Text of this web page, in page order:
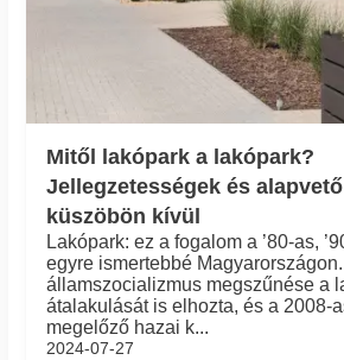
Mitől lakópark a lakópark?
Jellegzetességek és
küszöbön kívül
Lakópark: ez a fogalom a ’80-as,
egyre ismertebbé
államszocializmus megszűnése a
átalakulását is elhozta, és a 2008-
megelőző hazai k...
2024-07-27